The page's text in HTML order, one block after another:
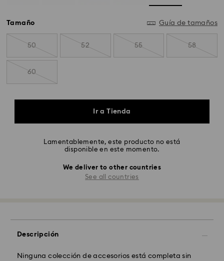
Tamaño Guía de tamaños
50 52 55 58
60
Ir a Tienda
Lamentablemente, este producto no está
disponible en este momento.
We deliver to other countries
See all countries
Descripción
Ninguna colección de accesorios está completa sin